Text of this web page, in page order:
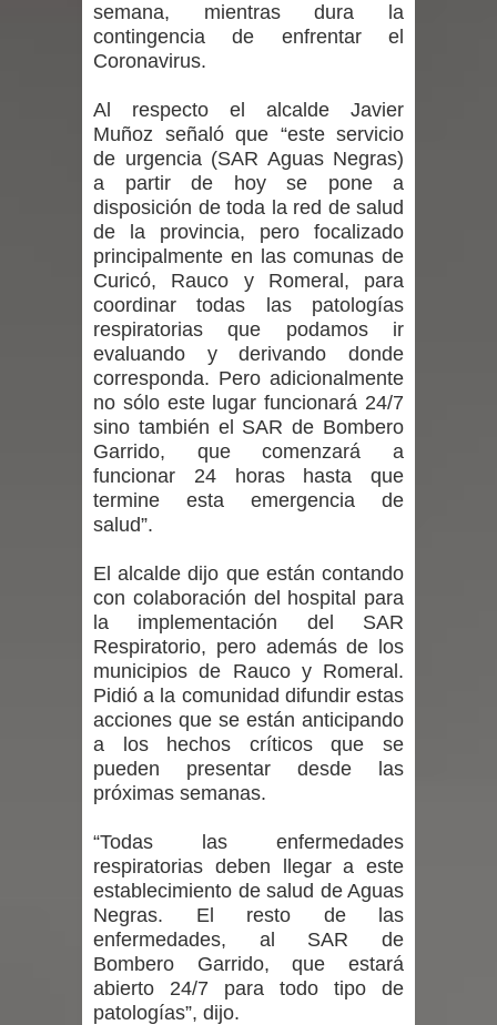
Maule golpea al Gobierno en medio de
Talca
Diputado Jorge Guzmán rechaza
proyecto de interconexión eléctrica
en la alta cordillera del Maule por su
impacto ambiental
INDAP entregó $189 millones en
incentivos a usuarios de PRODESAL
de la provincia de Linares
Municipalidad de Curicó apuesta a la
con nuevas pantallas interactivas del
Colegio El Boldo
Municipalidad de Curicó inició
proceso de vacunación escolar
Se activa Código Azul en Talca ante
GORE Maule figura tercero a nivel
nacional en gasto por viajes y
traslados con $133 millones
Dos internos intentaron escapar por
semana, mientras dura la
contingencia de enfrentar el
Coronavirus.
Al respecto el alcalde Javier
Muñoz señaló que “este servicio
de urgencia (SAR Aguas Negras)
a partir de hoy se pone a
disposición de toda la red de salud
de la provincia, pero focalizado
principalmente en las comunas de
Curicó, Rauco y Romeral, para
coordinar todas las patologías
respiratorias que podamos ir
evaluando y derivando donde
corresponda. Pero adicionalmente
no sólo este lugar funcionará 24/7
sino también el SAR de Bombero
Garrido, que comenzará a
funcionar 24 horas hasta que
termine esta emergencia de
salud”.
El alcalde dijo que están contando
con colaboración del hospital para
la implementación del SAR
Respiratorio, pero además de los
municipios de Rauco y Romeral.
Pidió a la comunidad difundir estas
acciones que se están anticipando
a los hechos críticos que se
pueden presentar desde las
próximas semanas.
“Todas las enfermedades
respiratorias deben llegar a este
establecimiento de salud de Aguas
Negras. El resto de las
enfermedades, al SAR de
Bombero Garrido, que estará
abierto 24/7 para todo tipo de
patologías”, dijo.